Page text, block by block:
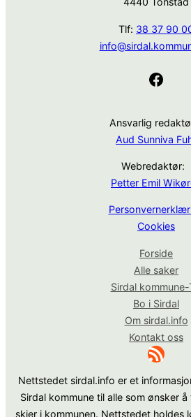
Tlf: 38 37 90
Facebook
Ansvarlig
Aud Sunniva
Webredaktør:
Petter Emil
Cookies
Forside
Alle saker
Sirdal kommune-
Bo i Sirdal
Om sirdal.info
Kontakt oss
RSS-strøm
Nettstedet sirdal.info er et
Sirdal kommune til alle som ønsker
skjer i kommunen. Nettstedet holdes